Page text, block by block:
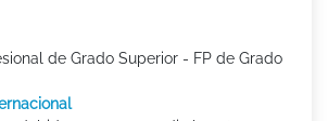
de Grado Superior - FP de Grado